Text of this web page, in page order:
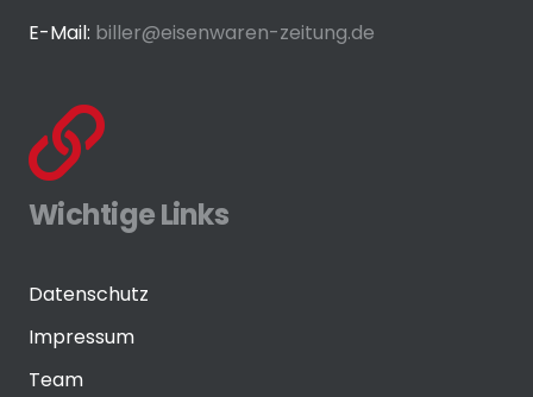
E-Mail: biller@eisenwaren-zeitung.de
Wichtige Links
Datenschutz
Impressum
Team